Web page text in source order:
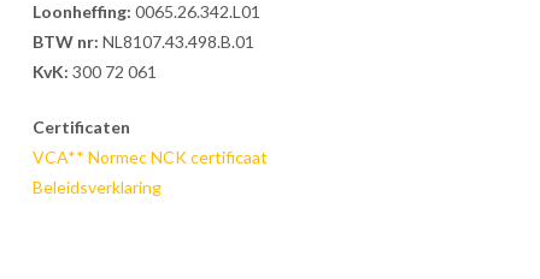
Loonheffing: 0065.26.342.L01
BTW nr: NL8107.43.498.B.01
KvK: 300 72 061
Certificaten
VCA** Normec NCK certificaat
Beleidsverklaring